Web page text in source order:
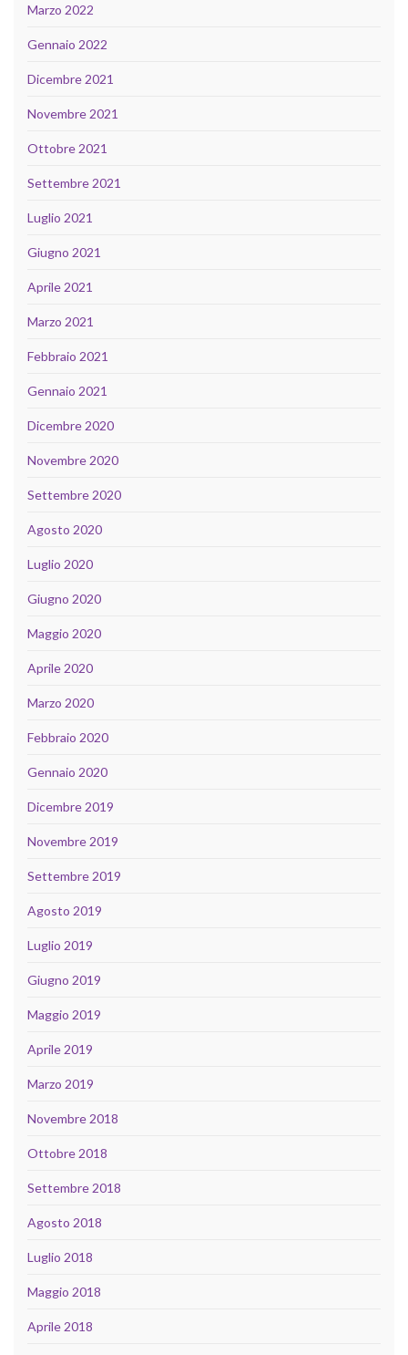
Marzo 2022
Gennaio 2022
Dicembre 2021
Novembre 2021
Ottobre 2021
Settembre 2021
Luglio 2021
Giugno 2021
Aprile 2021
Marzo 2021
Febbraio 2021
Gennaio 2021
Dicembre 2020
Novembre 2020
Settembre 2020
Agosto 2020
Luglio 2020
Giugno 2020
Maggio 2020
Aprile 2020
Marzo 2020
Febbraio 2020
Gennaio 2020
Dicembre 2019
Novembre 2019
Settembre 2019
Agosto 2019
Luglio 2019
Giugno 2019
Maggio 2019
Aprile 2019
Marzo 2019
Novembre 2018
Ottobre 2018
Settembre 2018
Agosto 2018
Luglio 2018
Maggio 2018
Aprile 2018